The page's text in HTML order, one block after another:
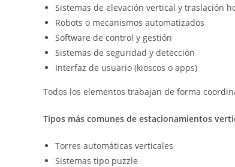
Sistemas de elevación vertical y traslación
Robots o mecanismos automatizados
Software de control y gestión
Sistemas de seguridad y detección
Interfaz de usuario (kioscos o apps)
Todos los elementos trabajan de forma
Tipos más comunes de estacionamientos
Torres automáticas verticales
Sistemas tipo puzzle